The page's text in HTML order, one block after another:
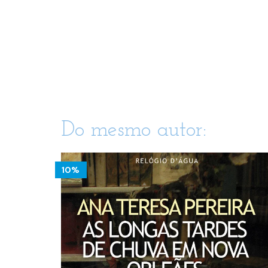
Do mesmo autor:
10%